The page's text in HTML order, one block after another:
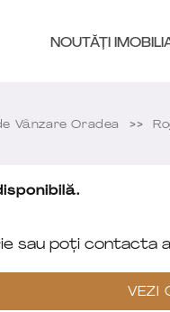
NOUTĂȚI
Vânzare Oradea
sau poți contacta
VEZI